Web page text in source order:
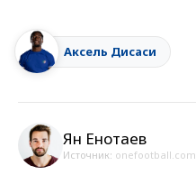
Аксель Дисаси
Ян Енотаев
Источник: onefootball.com